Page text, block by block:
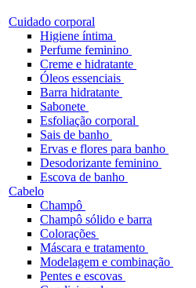
Cuidado corporal
Higiene íntima
Perfume feminino
Creme e hidratante
Óleos essenciais
Barra hidratante
Sabonete
Esfoliação corporal
Sais de banho
Ervas e flores para banho
Desodorizante feminino
Escova de banho
Cabelo
Champô
Champô sólido e barra
Colorações
Máscara e tratamento
Modelagem e combinação
Pentes e escovas